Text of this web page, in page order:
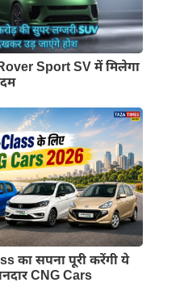
Sport SV में मिलेगा
का सपना पूरी करेंगी ये
CNG Cars